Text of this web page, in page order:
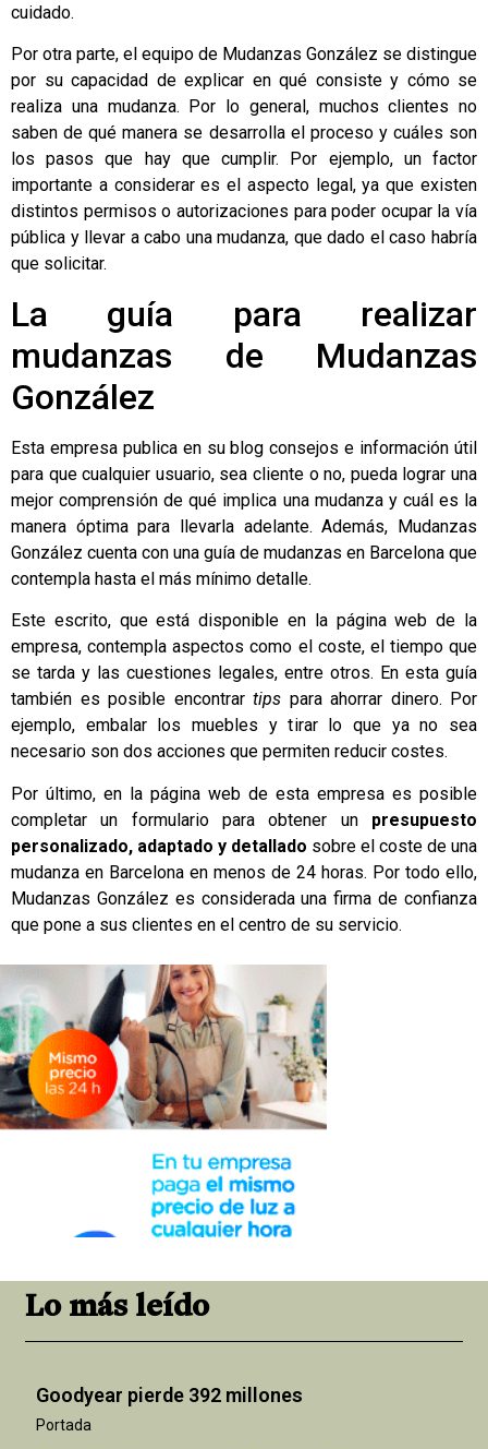
cuidado.
Por otra parte, el equipo de Mudanzas González se distingue
por su capacidad de explicar en qué consiste y cómo se
realiza una mudanza. Por lo general, muchos clientes no
saben de qué manera se desarrolla el proceso y cuáles son
los pasos que hay que cumplir. Por ejemplo, un factor
importante a considerar es el aspecto legal, ya que existen
distintos permisos o autorizaciones para poder ocupar la vía
pública y llevar a cabo una mudanza, que dado el caso habría
que solicitar.
La guía para realizar
mudanzas de Mudanzas
González
Esta empresa publica en su blog consejos e información útil
para que cualquier usuario, sea cliente o no, pueda lograr una
mejor comprensión de qué implica una mudanza y cuál es la
manera óptima para llevarla adelante. Además, Mudanzas
González cuenta con una guía de mudanzas en Barcelona que
contempla hasta el más mínimo detalle.
Este escrito, que está disponible en la página web de la
empresa, contempla aspectos como el coste, el tiempo que
se tarda y las cuestiones legales, entre otros. En esta guía
también es posible encontrar tips para ahorrar dinero. Por
ejemplo, embalar los muebles y tirar lo que ya no sea
necesario son dos acciones que permiten reducir costes.
Por último, en la página web de esta empresa es posible
completar un formulario para obtener un presupuesto
personalizado, adaptado y detallado sobre el coste de una
mudanza en Barcelona en menos de 24 horas. Por todo ello,
Mudanzas González es considerada una firma de confianza
que pone a sus clientes en el centro de su servicio.
Lo más leído
Goodyear pierde 392 millones
Portada